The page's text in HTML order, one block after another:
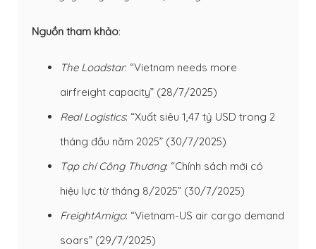
Nguồn tham khảo:
The Loadstar: “Vietnam needs more
airfreight capacity” (28/7/2025)
Real Logistics: “Xuất siêu 1,47 tỷ USD trong 2
tháng đầu năm 2025” (30/7/2025)
Tạp chí Công Thương: “Chính sách mới có
hiệu lực từ tháng 8/2025” (30/7/2025)
FreightAmigo: “Vietnam-US air cargo demand
soars” (29/7/2025)